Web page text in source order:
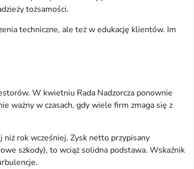
tożsamości.
techniczne, ale też w edukację klientów. Im
W kwietniu Rada Nadzorcza ponownie
ważny w czasach, gdy wiele firm zmaga się z
niż rok wcześniej. Zysk netto przypisany
szkody), to wciąż solidna podstawa. Wskaźnik